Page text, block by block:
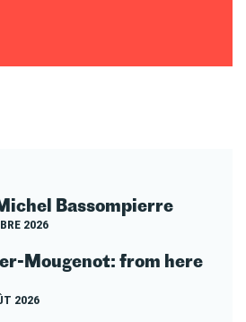
Bassompierre
2026
Mougenot: from here
2026